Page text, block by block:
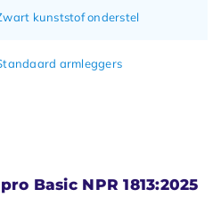
kunststof onderstel
armleggers
Basic NPR 1813:2025